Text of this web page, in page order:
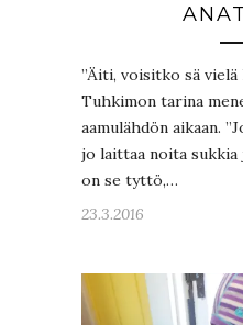
”Äiti, voisitko sä
Tuhkimon tarina
aamulähdön aikaan.
jo laittaa noita sukkia
on se tyttö,…
23.3.2016